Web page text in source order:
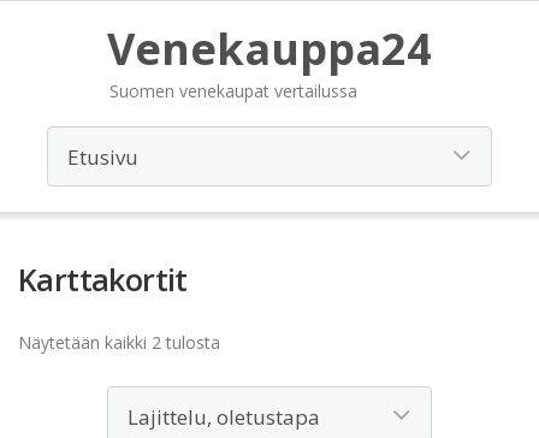
Venekauppa24
Suomen venekaupat vertailussa
Karttakortit
Näytetään kaikki 2 tulosta